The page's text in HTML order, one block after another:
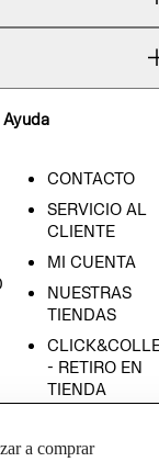
Ayuda
CONTACTO
SERVICIO AL
CLIENTE
MI CUENTA
NUESTRAS
TIENDAS
- RETIRO EN
TIENDA
CONDICIONES
a comprar